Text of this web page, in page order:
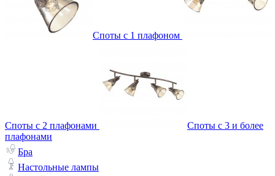
Споты с 1 плафоном
Споты с 2 плафонами
Споты с 3 и более
плафонами
Бра
Настольные лампы